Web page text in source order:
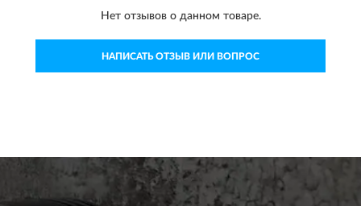
Нет отзывов о данном товаре.
НАПИСАТЬ ОТЗЫВ ИЛИ ВОПРОС